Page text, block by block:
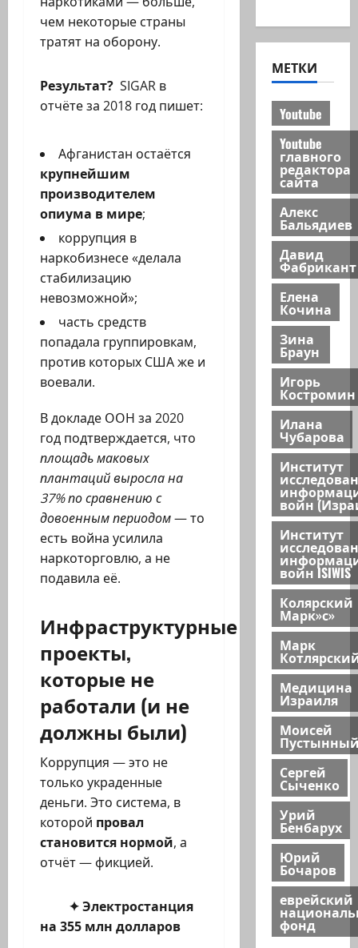
чем некоторые страны
тратят на оборону.
Результат? SIGAR в
отчёте за 2018 год пишет:
Афганистан остаётся
крупнейшим
производителем
опиума в мире;
коррупция в
наркобизнесе «делала
стабилизацию
невозможной»;
часть средств
попадала группировкам,
против которых США же и
воевали.
В докладе ООН за 2020
год подтверждается, что
площадь маковых
плантаций выросла на
37% по сравнению с
довоенным периодом— то
есть война усилила
наркоторговлю, а не
подавила её.
Инфраструктурные
проекты,
которые не
работали (и не
должны были)
Коррупция — это не
только украденные
деньги. Это система, в
которой провал
становится нормой, а
отчёт — фикцией.
✦ Электростанция
на 355 млн долларов
МЕТКИ
Youtube
Youtube
главного
редактора
сайта
Алекс
Бальядиев
Давид
Фабрикант
Елена
Кочина
Зина
Браун
Игорь
Костромин
Илана
Чубарова
Институт
войн
Институт
войн ISIWIS
Колярский
Марк»с»
Марк
Медицина
Израиля
Моисей
Сергей
Сыченко
Урий
Бенбарух
Юрий
Бочаров
еврейский
фонд